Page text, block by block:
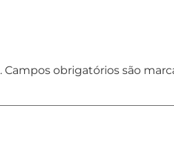
Campos obrigatórios são